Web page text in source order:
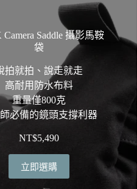
Saddle 攝影馬鞍
袋
拍就拍、說走就走
高耐用防水布料
重量僅800克
必備的鏡頭支撐利器
NT$5,490
立即選購